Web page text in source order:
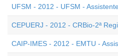
UFSM - 2012 - UFSM -
CEPUERJ - 2012 - CRBio-2ª
CAIP-IMES - 2012 - EMTU -